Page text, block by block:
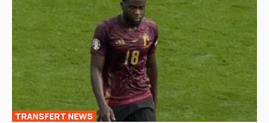
TRANSFERT NEWS